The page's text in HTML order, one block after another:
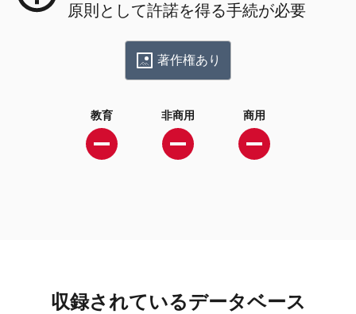
原則として許諾を得る手続が必要
著作権あり
教育 非商用 商用
収録されているデータベース